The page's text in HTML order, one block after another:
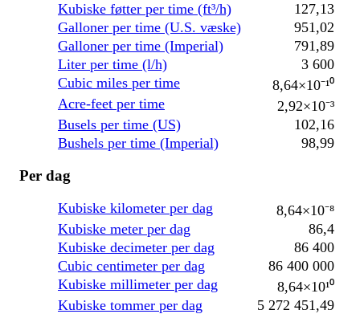
Kubiske føtter per time (ft³/h)
127,13
Galloner per time (U.S. væske)
951,02
Galloner per time (Imperial)
791,89
Liter per time (l/h)
3 600
Cubic miles per time
8,64×10⁻¹⁰
Acre-feet per time
2,92×10⁻³
Busels per time (US)
102,16
Bushels per time (Imperial)
98,99
Per dag
Kubiske kilometer per dag
8,64×10⁻⁸
Kubiske meter per dag
86,4
Kubiske decimeter per dag
86 400
Cubic centimeter per dag
86 400 000
Kubiske millimeter per dag
8,64×10¹⁰
Kubiske tommer per dag
5 272 451,49